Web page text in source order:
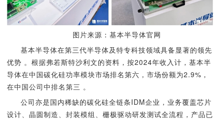
图片来源：基本半导体官网
基本半导体在第三代半导体及特专科技领域具备显著的领先
优势 。根据弗若斯特沙利文的资料，按2024年收入计，基本半
导体在中国碳化硅功率模块市场排名第六，市场份额为2.9%，
在中国公司中排名第三 。
公司亦是国内稀缺的碳化硅全链条IDM企业，业务覆盖芯片
设计、晶圆制造、封装模组、栅极驱动研发测试全流程，产品已